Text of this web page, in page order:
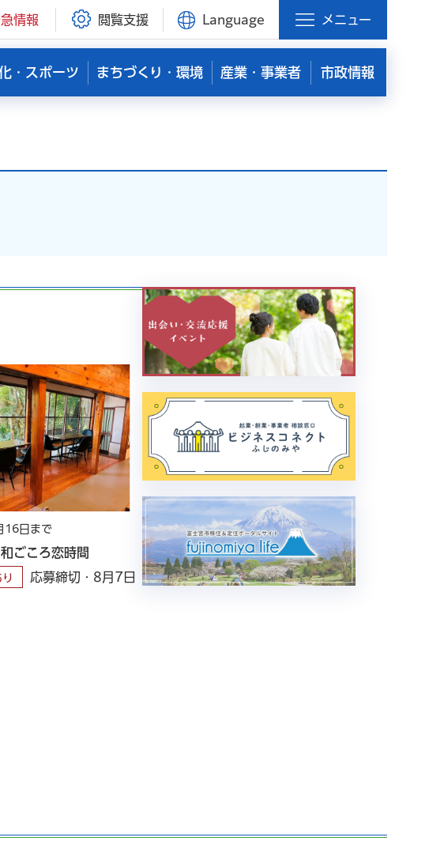
情報 閲覧支援 Language メニュー
・スポーツ まちづくり・環境 産業・事業者 市政情報
16日まで
ごころ恋時間
応募締切・8月7日
8月22日から8月22日まで
誰もが尊重され個性と能力を発揮
できるまち～ジェンダー平等の視点
から～